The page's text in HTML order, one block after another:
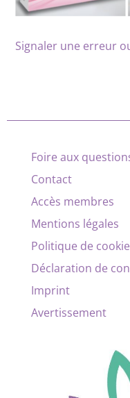
Signaler une erreur
Foire aux
Contact
Accès membres
Mentions légales
Politique de
Déclaration de
Imprint
Avertissement